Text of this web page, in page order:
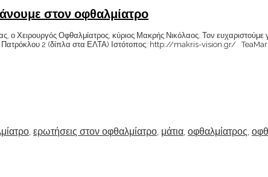
στον οφθαλμίατρο
ο Χειρουργός Οφθαλμίατρος, κύριος Μακρής Νικόλαος. Τον
2 (δίπλα στα ΕΛΤΑ) Ιστότοπος: http://makris-vision.gr/ TeaMaria:
, ερωτήσεις στον οφθαλμίατρο, μάτια, οφθαλμίατρος,